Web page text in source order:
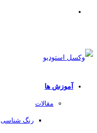
آموزش ها
مقالات
رنگ شناسی